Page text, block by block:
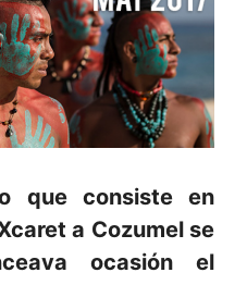
que consiste en
a Cozumel se
ocasión el